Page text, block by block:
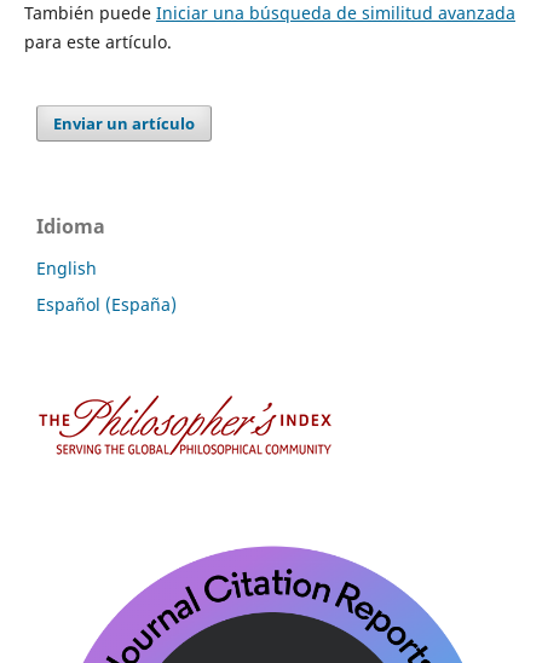
También puede Iniciar una búsqueda de similitud avanzada
para este artículo.
Enviar un artículo
Idioma
English
Español (España)